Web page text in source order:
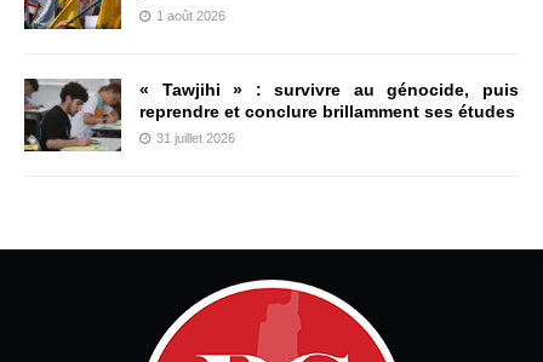
1 août 2026
« Tawjihi » : survivre au génocide, puis
reprendre et conclure brillamment ses études
31 juillet 2026